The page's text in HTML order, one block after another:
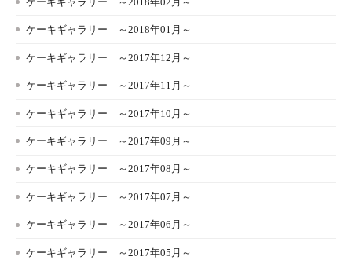
ケーキギャラリー ～2018年01月～
ケーキギャラリー ～2017年12月～
ケーキギャラリー ～2017年11月～
ケーキギャラリー ～2017年10月～
ケーキギャラリー ～2017年09月～
ケーキギャラリー ～2017年08月～
ケーキギャラリー ～2017年07月～
ケーキギャラリー ～2017年06月～
ケーキギャラリー ～2017年05月～